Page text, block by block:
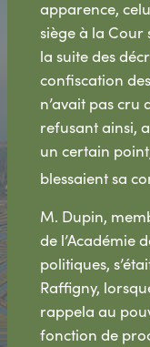
apparence,
siège à la Cour
la suite des
confiscation
n’avait pas cru
refusant ainsi,
un certain
blessaient sa
M. Dupin,
de l’Académie
politiques,
Raffigny,
rappela au
fonction de